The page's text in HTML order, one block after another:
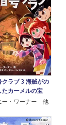
クラブ 3 海賊がの
たカーメルの宝
ー・ワーナー 他